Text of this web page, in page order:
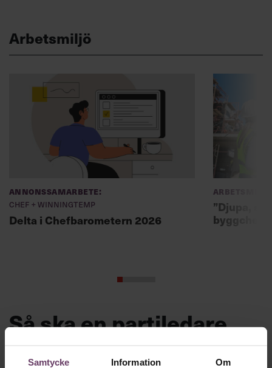
Samtycke Information Om
Arbetsmiljö
Annonssamarbete:
Chef + Winningtemp
Delta i Chefbarometern 2026
Arbetsmiljö
”Djupa,
Så ska en partiledare
vara